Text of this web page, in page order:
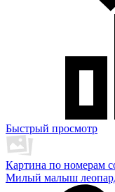
Быстрый просмотр
Картина по номерам
Милый малыш